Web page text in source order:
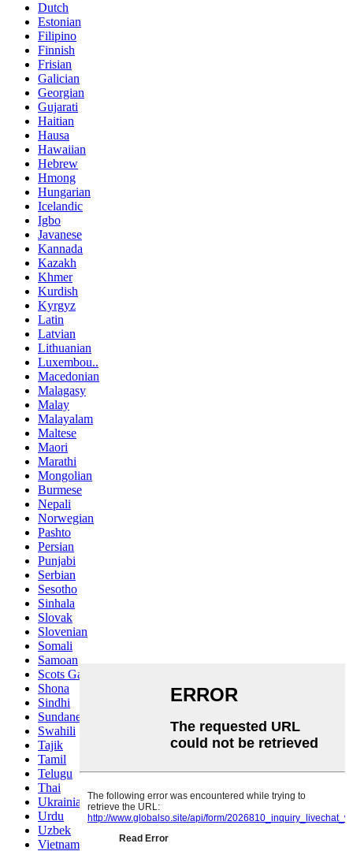
Dutch
Estonian
Filipino
Finnish
Frisian
Galician
Georgian
Gujarati
Haitian
Hausa
Hawaiian
Hebrew
Hmong
Hungarian
Icelandic
Igbo
Javanese
Kannada
Kazakh
Khmer
Kurdish
Kyrgyz
Latin
Latvian
Lithuanian
Luxembou..
Macedonian
Malagasy
Malay
Malayalam
Maltese
Maori
Marathi
Mongolian
Burmese
Nepali
Norwegian
Pashto
Persian
Punjabi
Serbian
Sesotho
Sinhala
Slovak
Slovenian
Somali
Samoan
Scots Gaelic
Shona
Sindhi
Sundanese
Swahili
Tajik
Tamil
Telugu
Thai
Ukrainian
Urdu
Uzbek
Vietnamese